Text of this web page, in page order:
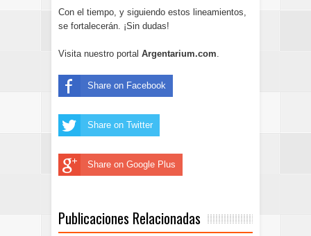
Con el tiempo, y siguiendo estos lineamientos,
se fortalecerán. ¡Sin dudas!
Visita nuestro portal Argentarium.com.
Share on Facebook
Share on Twitter
Share on Google Plus
Publicaciones Relacionadas